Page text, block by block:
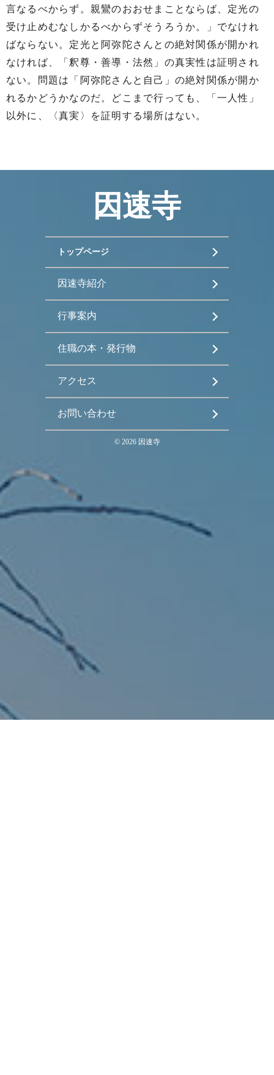
言なるべからず。親鸞のおおせまことならば、定光の
受け止めむなしかるべからずそうろうか。」でなけれ
ばならない。定光と阿弥陀さんとの絶対関係が開かれ
なければ、「釈尊・善導・法然」の真実性は証明され
ない。問題は「阿弥陀さんと自己」の絶対関係が開か
れるかどうかなのだ。どこまで行っても、「一人性」
以外に、〈真実〉を証明する場所はない。
因速寺
トップページ
因速寺紹介
行事案内
住職の本・発行物
アクセス
お問い合わせ
© 2026因速寺